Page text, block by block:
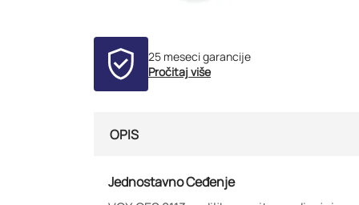
25 meseci garancije
Pročitaj više
OPIS
Jednostavno Ceđenje